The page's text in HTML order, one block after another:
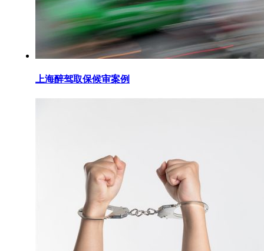
上海醉驾取保候审案例